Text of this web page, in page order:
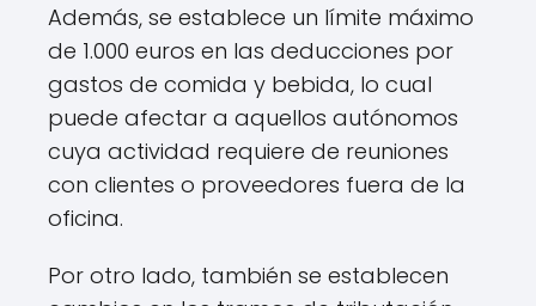
Además, se establece un límite máximo
de 1.000 euros en las deducciones por
gastos de comida y bebida, lo cual
puede afectar a aquellos autónomos
cuya actividad requiere de reuniones
con clientes o proveedores fuera de la
oficina.
Por otro lado, también se establecen